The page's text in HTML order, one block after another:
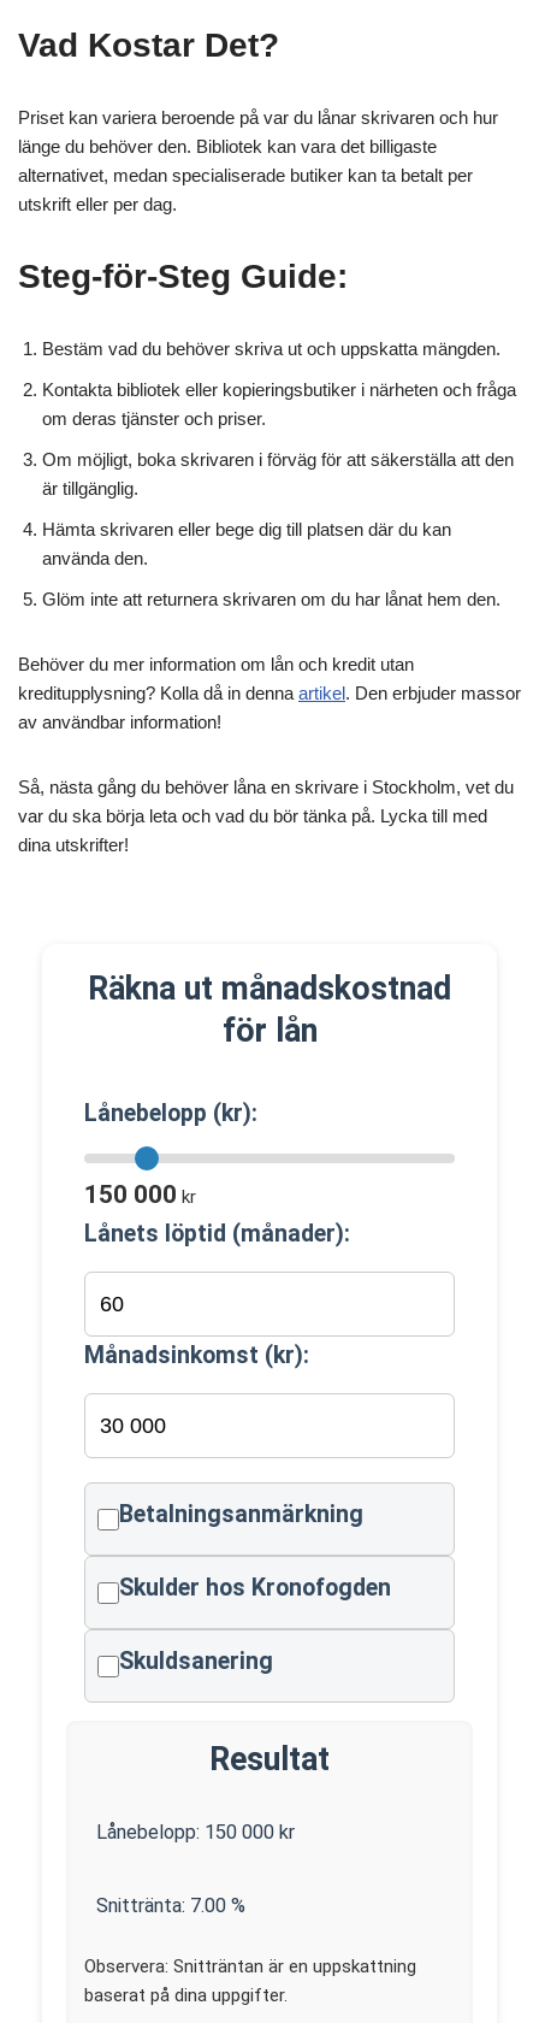
Vad Kostar Det?
Priset kan variera beroende på var du lånar skrivaren och hur
länge du behöver den. Bibliotek kan vara det billigaste
alternativet, medan specialiserade butiker kan ta betalt per
utskrift eller per dag.
Steg-för-Steg Guide:
Bestäm vad du behöver skriva ut och uppskatta mängden.
Kontakta bibliotek eller kopieringsbutiker i närheten och fråga
om deras tjänster och priser.
Om möjligt, boka skrivaren i förväg för att säkerställa att den
är tillgänglig.
Hämta skrivaren eller bege dig till platsen där du kan
använda den.
Glöm inte att returnera skrivaren om du har lånat hem den.
Behöver du mer information om lån och kredit utan
kreditupplysning? Kolla då in denna artikel. Den erbjuder massor
av användbar information!
Så, nästa gång du behöver låna en skrivare i Stockholm, vet du
var du ska börja leta och vad du bör tänka på. Lycka till med
dina utskrifter!
Räkna ut månadskostnad
för lån
Lånebelopp (kr):
150 000 kr
Lånets löptid (månader):
Månadsinkomst (kr):
Betalningsanmärkning
Skulder hos Kronofogden
Skuldsanering
Resultat
Lånebelopp: 150 000 kr
Snittränta: 7.00 %
Observera: Snitträntan är en uppskattning
baserat på dina uppgifter.